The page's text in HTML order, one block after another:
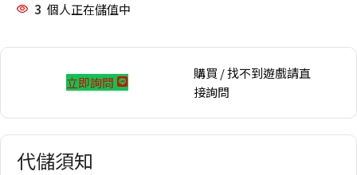
3 個人正在儲值中
立即詢問
購買 / 找不到遊戲請直
接詢問
代儲須知